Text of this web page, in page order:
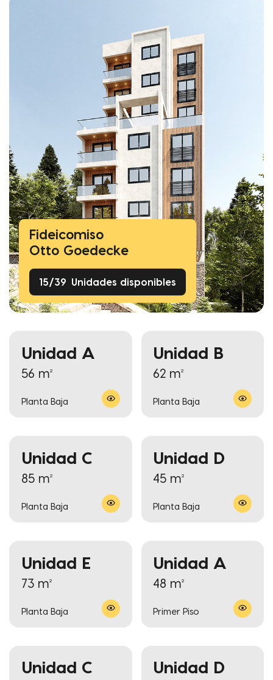
Fideicomiso
Otto Goedecke
15/39 Unidades disponibles
Unidad A
56 m²
Planta Baja
Unidad B
62 m²
Planta Baja
Unidad C
85 m²
Planta Baja
Unidad D
45 m²
Planta Baja
Unidad E
73 m²
Planta Baja
Unidad A
48 m²
Primer Piso
Unidad C Unidad D